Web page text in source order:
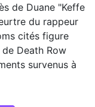
de Duane "Keffe
du rappeur
cités figure
Death Row
survenus à